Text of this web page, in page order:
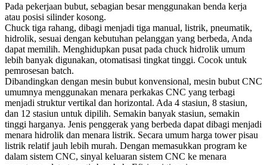
Pada pekerjaan bubut, sebagian besar menggunakan benda kerja
atau posisi silinder kosong.
Chuck tiga rahang, dibagi menjadi tiga manual, listrik, pneumatik,
hidrolik, sesuai dengan kebutuhan pelanggan yang berbeda, Anda
dapat memilih. Menghidupkan pusat pada chuck hidrolik umum
lebih banyak digunakan, otomatisasi tingkat tinggi. Cocok untuk
pemrosesan batch.
Dibandingkan dengan mesin bubut konvensional, mesin bubut CNC
umumnya menggunakan menara perkakas CNC yang terbagi
menjadi struktur vertikal dan horizontal. Ada 4 stasiun, 8 stasiun,
dan 12 stasiun untuk dipilih. Semakin banyak stasiun, semakin
tinggi harganya. Jenis penggerak yang berbeda dapat dibagi menjadi
menara hidrolik dan menara listrik. Secara umum harga tower pisau
listrik relatif jauh lebih murah. Dengan memasukkan program ke
dalam sistem CNC, sinyal keluaran sistem CNC ke menara